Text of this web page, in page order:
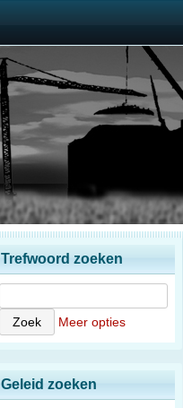
Trefwoord zoeken
Meer opties
Geleid zoeken